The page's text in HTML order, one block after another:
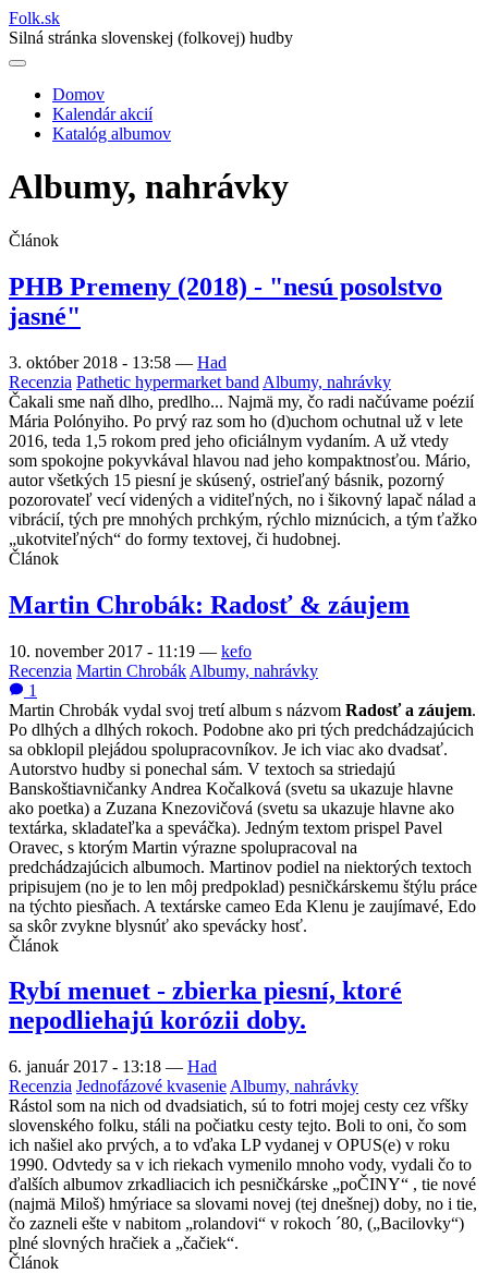
Folk.sk
Silná stránka slovenskej (folkovej) hudby
Main
navigation
Domov
Kalendár akcií
Katalóg albumov
Albumy, nahrávky
Článok
PHB Premeny (2018) - "nesú posolstvo
jasné"
3. október 2018 - 13:58 — Had
Recenzia Pathetic hypermarket band Albumy, nahrávky
Čakali sme naň dlho, predlho... Najmä my, čo radi načúvame poézií
Mária Polónyiho. Po prvý raz som ho (d)uchom ochutnal už v lete
2016, teda 1,5 rokom pred jeho oficiálnym vydaním. A už vtedy
som spokojne pokyvkával hlavou nad jeho kompaktnosťou. Mário,
autor všetkých 15 piesní je skúsený, ostrieľaný básnik, pozorný
pozorovateľ vecí videných a viditeľných, no i šikovný lapač nálad a
vibrácií, tých pre mnohých prchkým, rýchlo miznúcich, a tým ťažko
„ukotviteľných“ do formy textovej, či hudobnej.
Článok
Martin Chrobák: Radosť & záujem
10. november 2017 - 11:19 — kefo
Recenzia Martin Chrobák Albumy, nahrávky
1
Martin Chrobák vydal svoj tretí album s názvom Radosť a záujem.
Po dlhých a dlhých rokoch. Podobne ako pri tých predchádzajúcich
sa obklopil plejádou spolupracovníkov. Je ich viac ako dvadsať.
Autorstvo hudby si ponechal sám. V textoch sa striedajú
Banskoštiavničanky Andrea Kočalková (svetu sa ukazuje hlavne
ako poetka) a Zuzana Knezovičová (svetu sa ukazuje hlavne ako
textárka, skladateľka a speváčka). Jedným textom prispel Pavel
Oravec, s ktorým Martin výrazne spolupracoval na
predchádzajúcich albumoch. Martinov podiel na niektorých textoch
pripisujem (no je to len môj predpoklad) pesničkárskemu štýlu práce
na týchto piesňach. A textárske cameo Eda Klenu je zaujímavé, Edo
sa skôr zvykne blysnúť ako spevácky hosť.
Článok
Rybí menuet - zbierka piesní, ktoré
nepodliehajú korózii doby.
6. január 2017 - 13:18 — Had
Recenzia Jednofázové kvasenie Albumy, nahrávky
Rástol som na nich od dvadsiatich, sú to fotri mojej cesty cez vŕšky
slovenského folku, stáli na počiatku cesty tejto. Boli to oni, čo som
ich našiel ako prvých, a to vďaka LP vydanej v OPUS(e) v roku
1990. Odvtedy sa v ich riekach vymenilo mnoho vody, vydali čo to
ďalších albumov zrkadliacich ich pesničkárske „poČINY“ , tie nové
(najmä Miloš) hmýriace sa slovami novej (tej dnešnej) doby, no i tie,
čo zazneli ešte v nabitom „rolandovi“ v rokoch ´80, („Bacilovky“)
plné slovných hračiek a „čačiek“.
Článok